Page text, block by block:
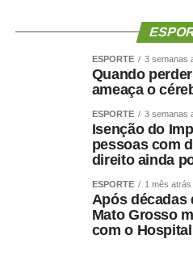
ESPORTE 3 semanas
Quando
ameaça o
ESPORTE 3 semanas
Isenção do
pessoas com
direito ainda
ESPORTE 1 mês atrás
Após décadas
Mato Grosso
com o